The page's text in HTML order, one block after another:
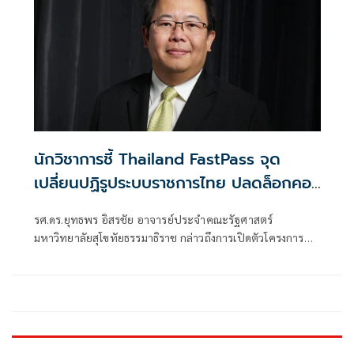
นักวิชาการชี้ Thailand FastPass จุด
เปลี่ยนปฏิรูประบบราชการไทย ปลดล็อกคอ
แนะเข้มตรวจสอบ ต่อยอดโครงสร้างพื้น
ฐานควบคู่กัน
รศ.ดร.ยุทธพร อิสรชัย อาจารย์ประจำคณะรัฐศาสตร์
มหาวิทยาลัยสุโขทัยธรรมาธิราช กล่าวถึงการเปิดตัวโครงการ